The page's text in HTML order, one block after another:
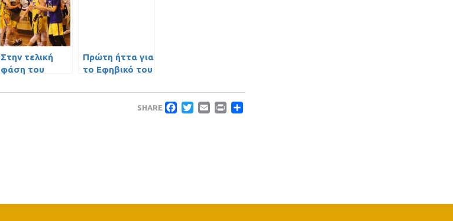
Στην τελική
φάση του
Πρωταθλήματος
Πρώτη ήττα για
το Εφηβικό του
SHARE Facebook
Twitter
Email
Print